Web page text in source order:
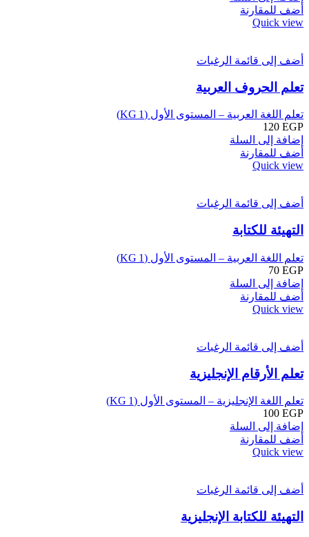
أضف للمقارنة
Quick view
أضف إلى قائمة الرغبات
تعلم الحروف العربية
تعلم اللغة العربية – المستوى الأول (KG 1)
120 EGP
إضافة إلى السلة
أضف للمقارنة
Quick view
أضف إلى قائمة الرغبات
التهيئة للكتابة
تعلم اللغة العربية – المستوى الأول (KG 1)
70 EGP
إضافة إلى السلة
أضف للمقارنة
Quick view
أضف إلى قائمة الرغبات
تعلم الأرقام الإنجليزية
تعلم اللغة الإنجليزية – المستوى الأول (KG 1)
100 EGP
إضافة إلى السلة
أضف للمقارنة
Quick view
أضف إلى قائمة الرغبات
التهيئة للكتابة الإنجليزية